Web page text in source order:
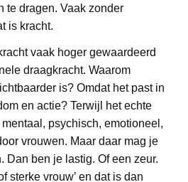
te dragen. Vaak zonder
is kracht.
vaak hoger gewaardeerd
draagkracht. Waarom
is? Omdat het past in
en actie? Terwijl het echte
psychisch, emotioneel,
vrouwen. Maar daar mag je
Dan ben je lastig. Of een zeur.
sterke vrouw’ en dat is dan